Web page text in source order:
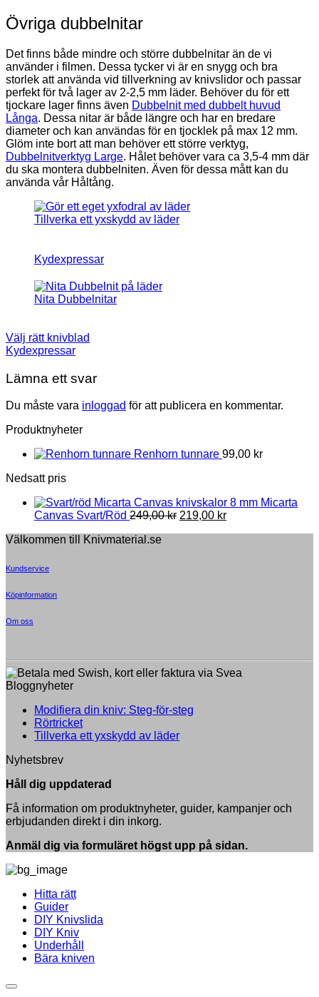
Övriga dubbelnitar
Det finns både mindre och större dubbelnitar än de vi
använder i filmen. Dessa tycker vi är en snygg och bra
storlek att använda vid tillverkning av knivslidor och passar
perfekt för två lager av 2-2,5 mm läder. Behöver du för ett
tjockare lager finns även Dubbelnit med dubbelt huvud
Långa. Dessa nitar är både längre och har en bredare
diameter och kan användas för en tjocklek på max 12 mm.
Glöm inte bort att man behöver ett större verktyg,
Dubbelnitverktyg Large. Hålet behöver vara ca 3,5-4 mm där
du ska montera dubbelniten. Även för dessa mått kan du
använda vår Håltång.
Tillverka ett yxskydd av läder
Kydexpressar
Nita Dubbelnitar
Välj rätt knivblad
Kydexpressar
Lämna ett svar
Du måste vara inloggad för att publicera en kommentar.
Produktnyheter
Renhorn tunnare 99,00 kr
Nedsatt pris
8 mm Micarta
Canvas Svart/Röd 249,00kr Original
219,00 krCurrent
Välkommen till Knivmaterial.se
Kundservice
Köpinformation
Om oss
Bloggnyheter
Modifiera din kniv: Steg-för-steg
steg
RörtricketInga
kommentarer
Tillverka ett yxskydd av läderInga
av
Nyhetsbrev
Håll dig uppdaterad
Få information om produktnyheter, guider, kampanjer och
erbjudanden direkt i din inkorg.
Anmäl dig via formuläret högst upp på sidan.
Hitta rätt
Guider
DIY Knivslida
DIY Kniv
Underhåll
Bära kniven